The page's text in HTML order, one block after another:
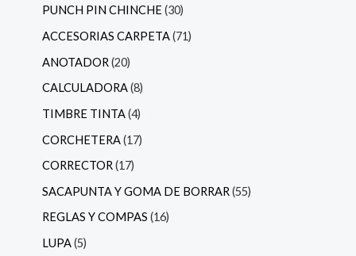
PUNCH PIN CHINCHE 30
ACCESORIAS CARPETA 71
ANOTADOR 20
CALCULADORA 8
TIMBRE TINTA 4
CORCHETERA 17
CORRECTOR 17
SACAPUNTA Y GOMA DE BORRAR 55
REGLAS Y COMPAS 16
LUPA 5